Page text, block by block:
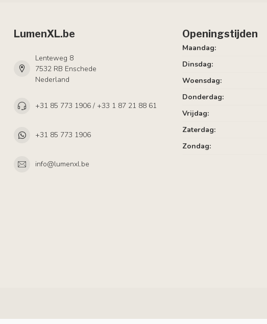
LumenXL.be
Lenteweg 8
7532 RB Enschede
Nederland
+31 85 773 1906 / +33 1 87 21 88 61
+31 85 773 1906
info@lumenxl.be
Openingstijden
Maandag:
Dinsdag:
Woensdag:
Donderdag:
Vrijdag:
Zaterdag:
Zondag: